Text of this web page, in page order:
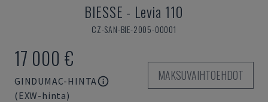
BIESSE - Levia 110
CZ-SAN-BIE-2005-00001
17 000 €
GINDUMAC-HINTA
(EXW-hinta)
MAKSUVAIHTOEHDOT